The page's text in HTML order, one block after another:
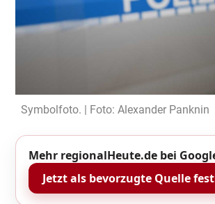
Symbolfoto. | Foto: Alexander Panknin
Mehr regionalHeute.de bei
Jetzt als bevorzugte Quelle